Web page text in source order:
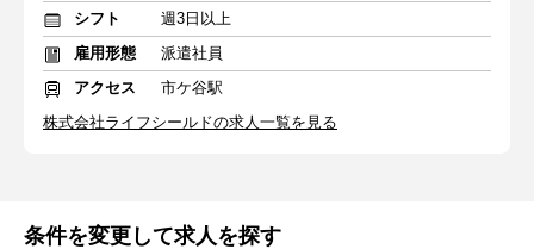
シフト
週3日以上
雇用形態
派遣社員
アクセス
市ケ谷駅
株式会社ライフシールドの求人一覧を見る
条件を変更して求人を探す